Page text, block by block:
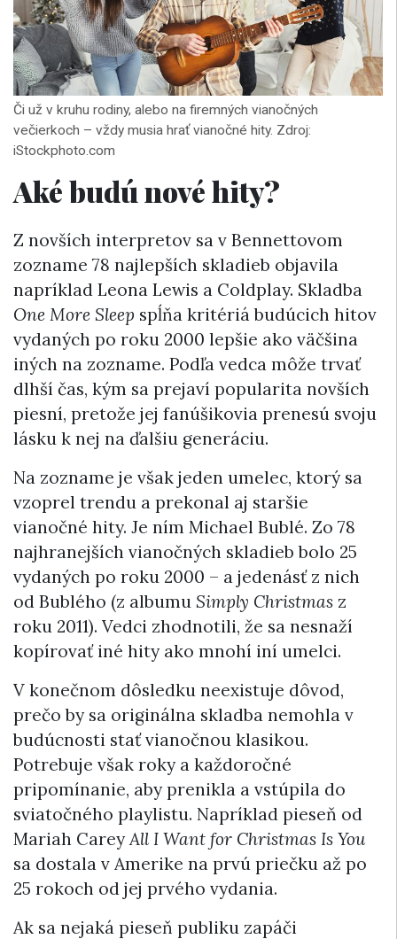
Či už v kruhu rodiny, alebo na firemných vianočných
večierkoch – vždy musia hrať vianočné hity. Zdroj:
iStockphoto.com
Aké budú nové hity?
Z novších interpretov sa v Bennettovom
zozname 78 najlepších skladieb objavila
napríklad Leona Lewis a Coldplay. Skladba
One More Sleep spĺňa kritériá budúcich hitov
vydaných po roku 2000 lepšie ako väčšina
iných na zozname. Podľa vedca môže trvať
dlhší čas, kým sa prejaví popularita novších
piesní, pretože jej fanúšikovia prenesú svoju
lásku k nej na ďalšiu generáciu.
Na zozname je však jeden umelec, ktorý sa
vzoprel trendu a prekonal aj staršie
vianočné hity. Je ním Michael Bublé. Zo 78
najhranejších vianočných skladieb bolo 25
vydaných po roku 2000 – a jedenásť z nich
od Bublého (z albumu Simply Christmas z
roku 2011). Vedci zhodnotili, že sa nesnaží
kopírovať iné hity ako mnohí iní umelci.
V konečnom dôsledku neexistuje dôvod,
prečo by sa originálna skladba nemohla v
budúcnosti stať vianočnou klasikou.
Potrebuje však roky a každoročné
pripomínanie, aby prenikla a vstúpila do
sviatočného playlistu. Napríklad pieseň od
Mariah CareyAll I Want for Christmas Is You
sa dostala v Amerike na prvú priečku až po
25 rokoch od jej prvého vydania.
Ak sa nejaká pieseň publiku zapáči